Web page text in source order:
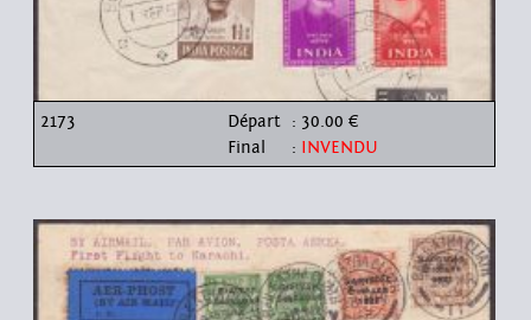
2173 Départ : 30.00 €
Final
: INVENDU